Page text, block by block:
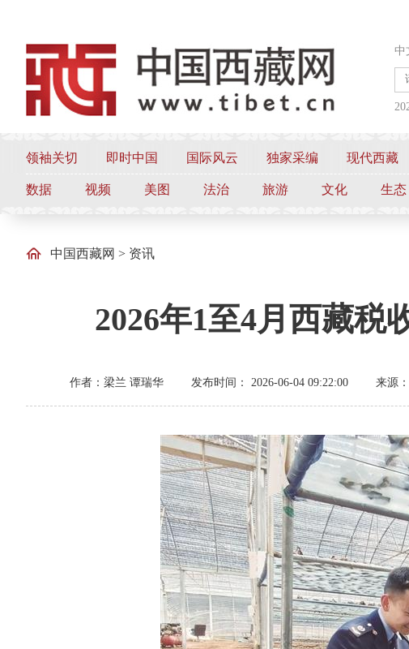
中
领袖关切 即时中国 国际风云 独家采编 现代西藏
数据 视频 美图 法治 旅游 文化 生态
中国西藏网 > 资讯
2026年1至4月西藏税
作者：梁兰 谭瑞华 发布时间： 2026-06-04 09:22:00 来源